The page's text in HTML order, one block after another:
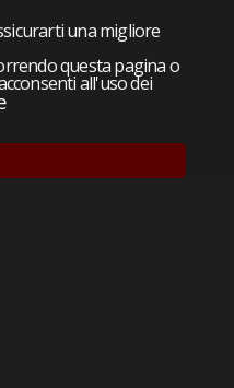
una migliore
questa pagina o
all'uso dei